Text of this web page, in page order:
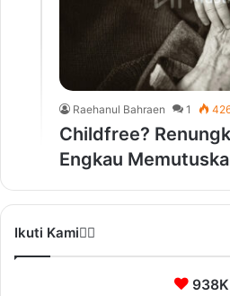
Raehanul Bahraen 1
Childfree?
Engkau
Ikuti Kami❤️‍🔥
938K